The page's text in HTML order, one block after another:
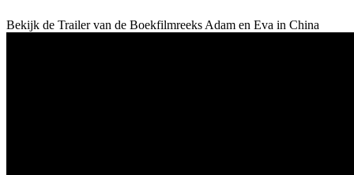
Bekijk de Trailer van de Boekfilmreeks Adam en Eva in China